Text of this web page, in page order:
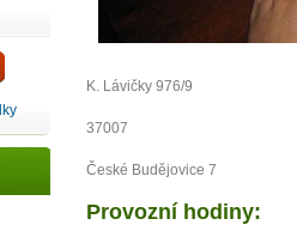
K. Lávičky 976/9
37007
České Budějovice 7
Provozní hodiny: